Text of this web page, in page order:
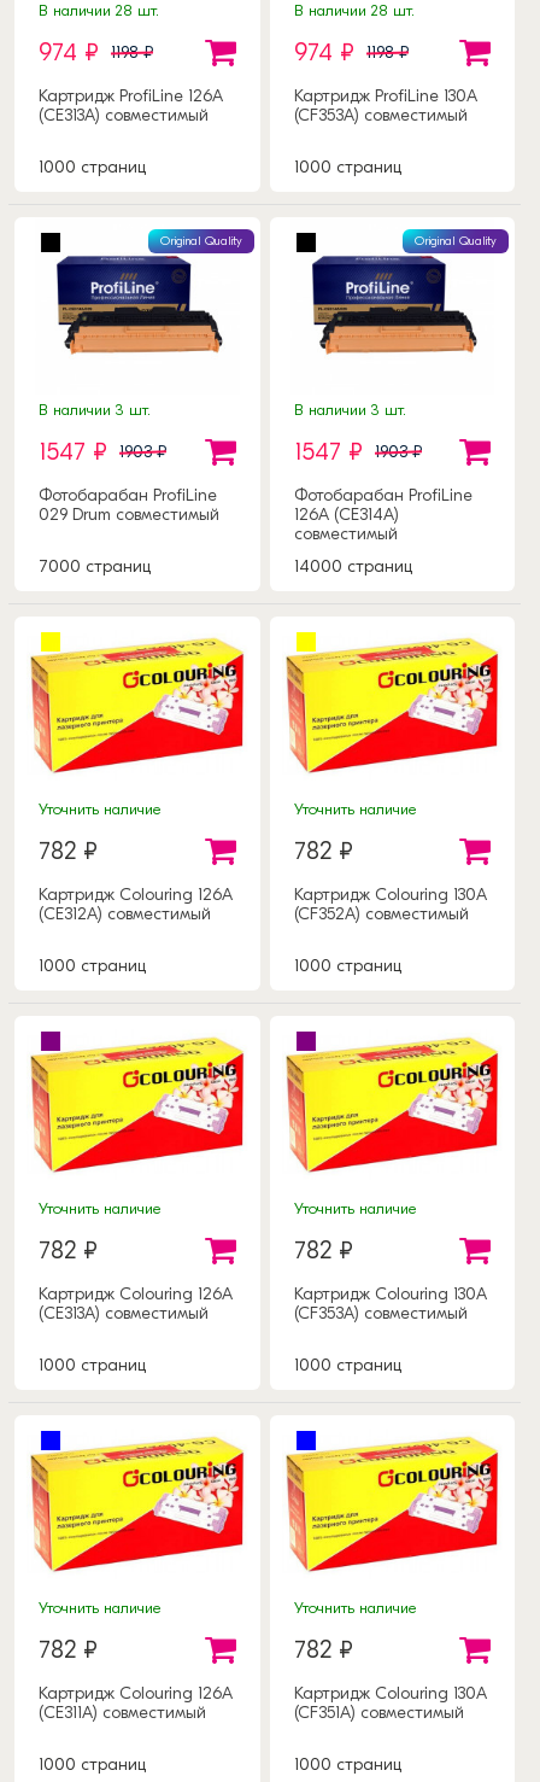
В наличии 28 шт.
974 ₽ 1198 ₽
Картридж ProfiLine 126А
(CE313A) совместимый
1000 страниц
В наличии 28 шт.
974 ₽ 1198 ₽
Картридж ProfiLine 130A
(CF353A) совместимый
1000 страниц
Original Quality
В наличии 3 шт.
1547 ₽ 1903 ₽
Фотобарабан ProfiLine
029 Drum совместимый
7000 страниц
Original Quality
В наличии 3 шт.
1547 ₽ 1903 ₽
Фотобарабан ProfiLine
126А (CE314A)
совместимый
14000 страниц
Уточнить наличие
782 ₽
Картридж Colouring 126А
(CE312A) совместимый
1000 страниц
Уточнить наличие
782 ₽
Картридж Colouring 130A
(CF352A) совместимый
1000 страниц
Уточнить наличие
782 ₽
Картридж Colouring 126А
(CE313A) совместимый
1000 страниц
Уточнить наличие
782 ₽
Картридж Colouring 130A
(CF353A) совместимый
1000 страниц
Уточнить наличие
782 ₽
Картридж Colouring 126А
(CE311A) совместимый
1000 страниц
Уточнить наличие
782 ₽
Картридж Colouring 130A
(CF351A) совместимый
1000 страниц